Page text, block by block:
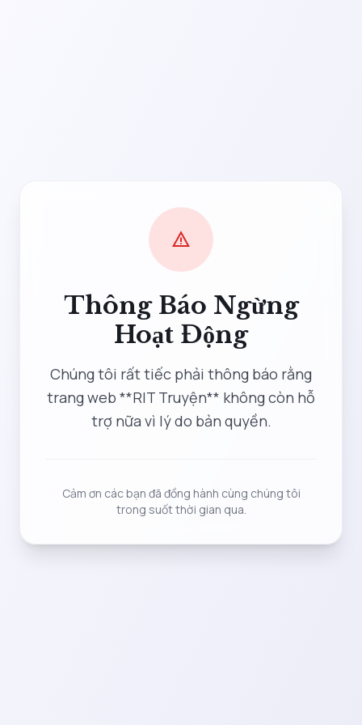
warning
Thông Báo Ngừng
Hoạt Động
Chúng tôi rất tiếc phải thông báo rằng
trang web **RIT Truyện** không còn hỗ
trợ nữa vì lý do bản quyền.
Cảm ơn các bạn đã đồng hành cùng chúng tôi
trong suốt thời gian qua.